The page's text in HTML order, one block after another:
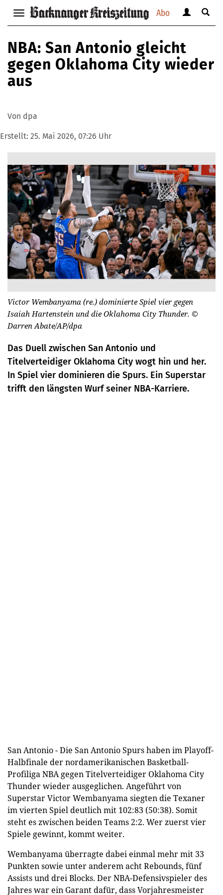
Abo
Navigation
anzeigen
verbergen
anzeigen
verbergen
Suche
NBA: San Antonio gleicht
gegen Oklahoma City wieder
aus
Von dpa
Erstellt: 25. Mai 2026, 07:26 Uhr
Victor Wembanyama (re.) dominierte Spiel vier gegen
Isaiah Hartenstein und die Oklahoma City Thunder. ©
Darren Abate/AP/dpa
Das Duell zwischen San Antonio und
Titelverteidiger Oklahoma City wogt hin und her.
In Spiel vier dominieren die Spurs. Ein Superstar
trifft den längsten Wurf seiner NBA-Karriere.
San Antonio - Die San Antonio Spurs haben im Playoff-
Halbfinale der nordamerikanischen Basketball-
Profiliga NBA gegen Titelverteidiger Oklahoma City
Thunder wieder ausgeglichen. Angeführt von
Superstar Victor Wembanyama siegten die Texaner
im vierten Spiel deutlich mit 102:83 (50:38). Somit
steht es zwischen beiden Teams 2:2. Wer zuerst vier
Spiele gewinnt, kommt weiter.
Wembanyama überragte dabei einmal mehr mit 33
Punkten sowie unter anderem acht Rebounds, fünf
Assists und drei Blocks. Der NBA-Defensivspieler des
Jahres war ein Garant dafür, dass Vorjahresmeister